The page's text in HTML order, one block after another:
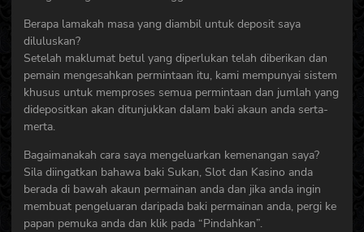
Berapa lamakah masa yang diambil untuk deposit saya
diluluskan?
Setelah maklumat betul yang diperlukan telah diberikan dan
pemain mengesahkan permintaan itu, kami mempunyai sistem
khusus untuk memproses semua permintaan dan jumlah yang
didepositkan akan ditunjukkan dalam baki akaun anda serta-
merta.
Bagaimanakah cara saya mengeluarkan kemenangan saya?
Sila diingatkan bahawa baki Sukan, Slot dan Kasino anda
berada di bawah akaun permainan anda dan jika anda ingin
membuat pengeluaran daripada baki permainan anda, pergi ke
papan pemuka anda dan klik pada “Pindahkan”.